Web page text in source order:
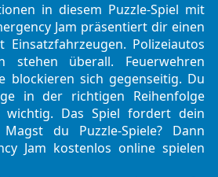
in diesem Puzzle-Spiel mit
Jam präsentiert dir einen
Polizeiautos
stehen überall. Feuerwehren
blockieren sich gegenseitig. Du
in der richtigen Reihenfolge
wichtig. Das Spiel fordert dein
du Puzzle-Spiele? Dann
Jam kostenlos online spielen